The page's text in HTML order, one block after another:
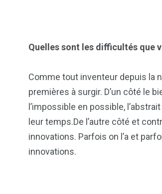
Quelles sont les difficultés que
Comme tout inventeur depuis la
premières à surgir. D’un côté le
l’impossible en possible,
leur temps.De l’autre côté et
innovations. Parfois on l’a et
innovations.